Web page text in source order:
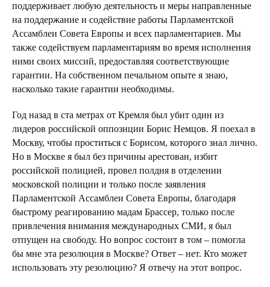
поддерживает любую деятельность и меры направленные
на поддержание и содействие работы Парламентской
Ассамблеи Совета Европы и всех парламентариев. Мы
также содействуем парламентариям во время исполнения
ними своих миссий, предоставляя соответствующие
гарантии. На собственном печальном опыте я знаю,
насколько такие гарантии необходимы.
Год назад в ста метрах от Кремля был убит один из
лидеров российской оппозиции Борис Немцов. Я поехал в
Москву, чтобы проститься с Борисом, которого знал лично.
Но в Москве я был без причины арестован, избит
российской полицией, провел полдня в отделении
московской полиции и только после заявления
Парламентской Ассамблеи Совета Европы, благодаря
быстрому реагированию мадам Брассер, только после
привлечения внимания международных СМИ, я был
отпущен на свободу. Но вопрос состоит в том – помогла
бы мне эта резолюция в Москве? Ответ – нет. Кто может
использовать эту резолюцию? Я отвечу на этот вопрос.